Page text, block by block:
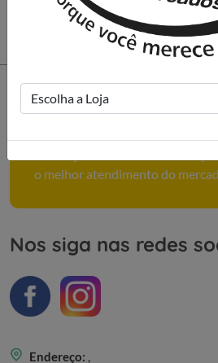
Como podemos
o melhor atendimento do
Nos siga nas redes
Endereço: ,